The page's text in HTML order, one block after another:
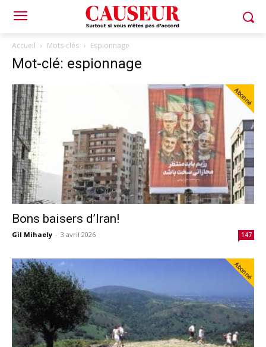
Accueil Mots-clés Espionnage
Mot-clé: espionnage
Abonné
Bons baisers d’Iran!
Gil Mihaely - 3 avril 2026 147
Abonné